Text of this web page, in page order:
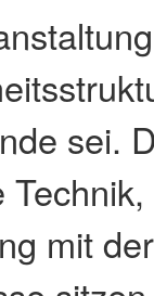
sei.
mit